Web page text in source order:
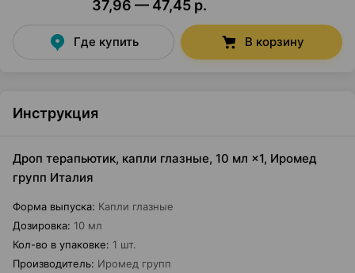
37,96 — 47,45 р.
Где купить В корзину
Инструкция
Дроп терапьютик, капли глазные, 10 мл ×1, Иромед
групп Италия
Форма выпуска: Капли глазные
Дозировка: 10 мл
Кол-во в упаковке: 1 шт.
Производитель: Иромед групп